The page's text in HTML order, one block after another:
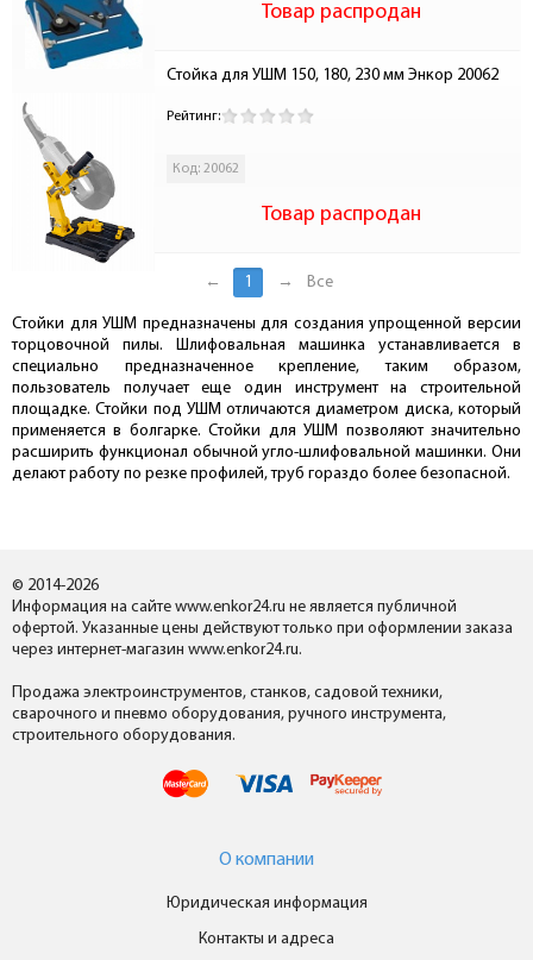
Товар распродан
Стойка для УШМ 150, 180, 230 мм Энкор 20062
Рейтинг:
Код: 20062
Товар распродан
← 1 → Все
Стойки для УШМ предназначены для создания упрощенной версии
торцовочной пилы. Шлифовальная машинка устанавливается в
специально предназначенное крепление, таким образом,
пользователь получает еще один инструмент на строительной
площадке. Стойки под УШМ отличаются диаметром диска, который
применяется в болгарке. Стойки для УШМ позволяют значительно
расширить функционал обычной угло-шлифовальной машинки. Они
делают работу по резке профилей, труб гораздо более безопасной.
© 2014-2026
Информация на сайте www.enkor24.ru не является публичной
офертой. Указанные цены действуют только при оформлении заказа
через интернет-магазин www.enkor24.ru.
Продажа электроинструментов, станков, садовой техники,
сварочного и пневмо оборудования, ручного инструмента,
строительного оборудования.
О компании
Юридическая информация
Контакты и адреса